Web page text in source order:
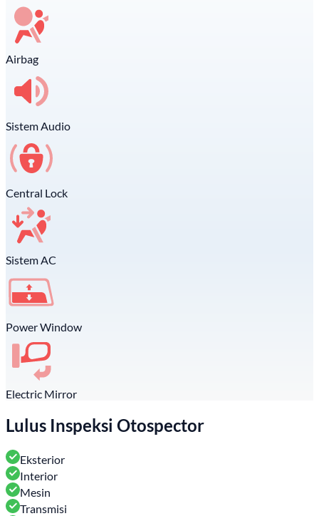
Airbag
Sistem Audio
Central Lock
Sistem AC
Power Window
Electric Mirror
Lulus Inspeksi Otospector
Eksterior
Interior
Mesin
Transmisi